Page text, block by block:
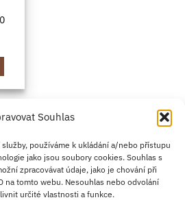
Souhlas
používáme k ukládání a/nebo přístupu
jako jsou soubory cookies. Souhlas s
zpracovávat údaje, jako je chování při
na tomto webu. Nesouhlas nebo odvolání
určité vlastnosti a funkce.
Klarna
Apple
Pay
Google
Pay
PayPal
ZÁSADY VRÁCENÍ ZBOŽÍ
KONTAKT O NÁS B2B
IMPRINT
ZÁSADY COOKIES